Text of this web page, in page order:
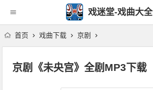
戏迷堂-戏曲大全
首页 戏曲下载 京剧
京剧《未央宫》全剧MP3下载